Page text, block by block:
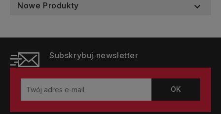
Nowe Produkty 
Subskrybuj newsletter